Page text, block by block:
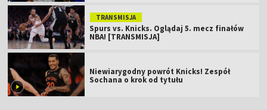
TRANSMISJA
Spurs vs. Knicks. Oglądaj 5. mecz finałów
NBA! [TRANSMISJA]
Niewiarygodny powrót Knicks! Zespół
Sochana o krok od tytułu